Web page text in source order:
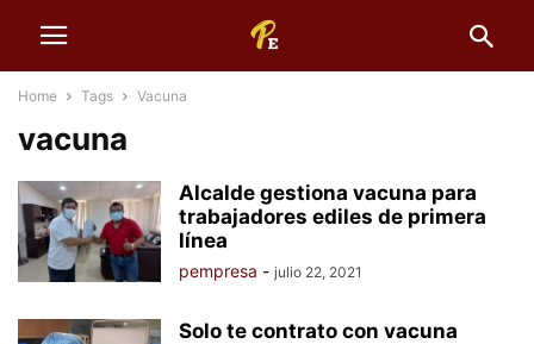
Home Tags Vacuna
vacuna
Alcalde gestiona vacuna para
trabajadores ediles de primera
línea
pempresa - julio 22, 2021
Solo te contrato con vacuna